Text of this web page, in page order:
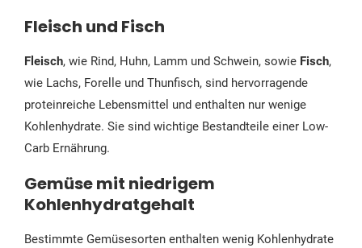
Fleisch und Fisch
Fleisch, wie Rind, Huhn, Lamm und Schwein, sowie Fisch,
wie Lachs, Forelle und Thunfisch, sind hervorragende
proteinreiche Lebensmittel und enthalten nur wenige
Kohlenhydrate. Sie sind wichtige Bestandteile einer Low-
Carb Ernährung.
Gemüse mit niedrigem
Kohlenhydratgehalt
Bestimmte Gemüsesorten enthalten wenig Kohlenhydrate